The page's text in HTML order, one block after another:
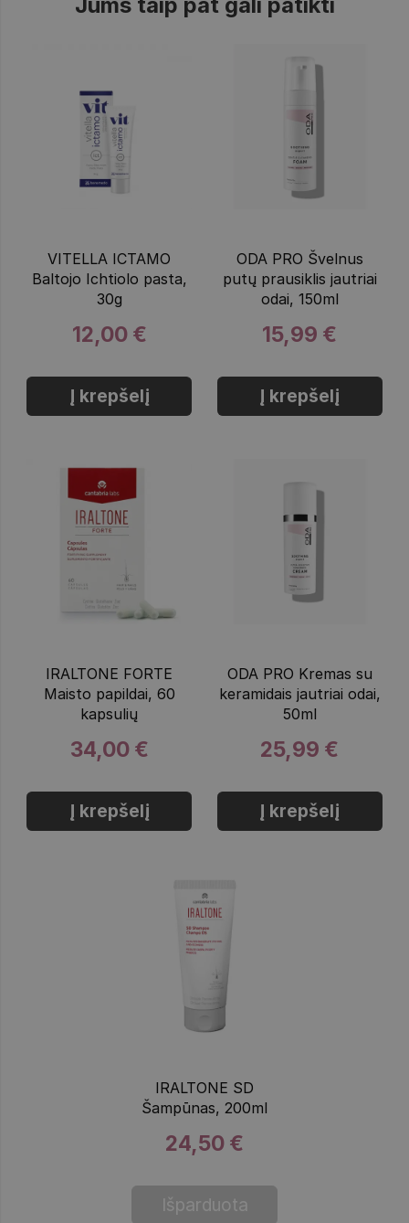
VITELLA ICTAMO
Baltojo Ichtiolo pasta,
30g
12,00 €
Į krepšelį
ODA PRO Švelnus
putų prausiklis jautriai
odai, 150ml
15,99 €
Į krepšelį
IRALTONE FORTE
Maisto papildai, 60
kapsulių
34,00 €
Į krepšelį
ODA PRO Kremas su
keramidais jautriai odai,
50ml
25,99 €
Į krepšelį
IRALTONE SD
Šampūnas, 200ml
24,50 €
Išparduota